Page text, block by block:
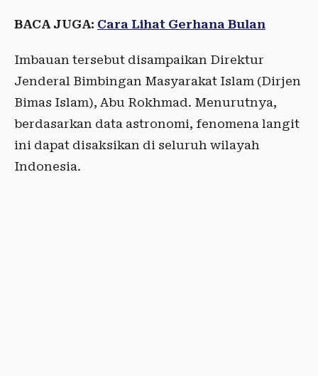
BACA JUGA: Cara Lihat Gerhana Bulan
Imbauan tersebut disampaikan Direktur
Jenderal Bimbingan Masyarakat Islam (Dirjen
Bimas Islam), Abu Rokhmad. Menurutnya,
berdasarkan data astronomi, fenomena langit
ini dapat disaksikan di seluruh wilayah
Indonesia.